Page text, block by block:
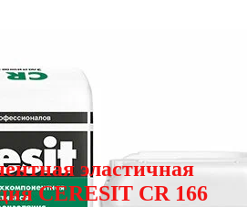
эластичная
CERESIT CR 166